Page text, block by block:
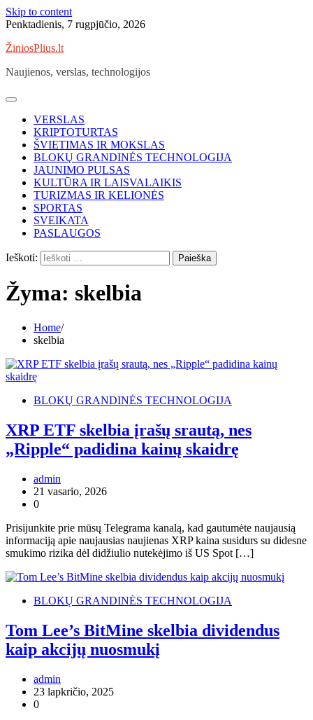
Skip to content
Penktadienis, 7 rugpjūčio, 2026
ŽiniosPlius.lt
Naujienos, verslas, technologijos
VERSLAS
KRIPTOTURTAS
ŠVIETIMAS IR MOKSLAS
BLOKŲ GRANDINĖS TECHNOLOGIJA
JAUNIMO PULSAS
KULTŪRA IR LAISVALAIKIS
TURIZMAS IR KELIONĖS
SPORTAS
SVEIKATA
PASLAUGOS
Ieškoti:
Žyma: skelbia
Home
skelbia
BLOKŲ GRANDINĖS TECHNOLOGIJA
XRP ETF skelbia įrašų srautą, nes
„Ripple“ padidina kainų skaidrę
admin
21 vasario, 2026
0
Prisijunkite prie mūsų Telegrama kanalą, kad gautumėte naujausią
informaciją apie naujausias naujienas XRP kaina susidurs su didesne
smukimo rizika dėl didžiulio nutekėjimo iš US Spot […]
BLOKŲ GRANDINĖS TECHNOLOGIJA
Tom Lee’s BitMine skelbia dividendus
kaip akcijų nuosmukį
admin
23 lapkričio, 2025
0